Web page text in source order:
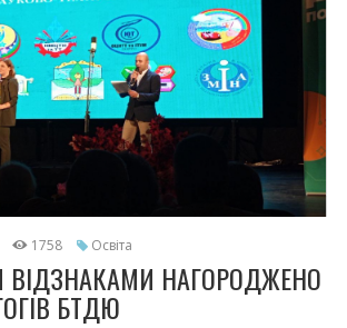
1758 Освіта
НАГОРОДЖЕНО
БТДЮ